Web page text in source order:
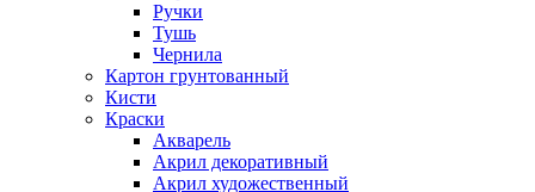
Ручки
Тушь
Чернила
Картон грунтованный
Кисти
Краски
Акварель
Акрил декоративный
Акрил художественный